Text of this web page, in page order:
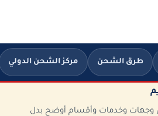
طرق الشحن مركز الشحن الدولي
وجهات وخدمات وأقسام أوضح بدل